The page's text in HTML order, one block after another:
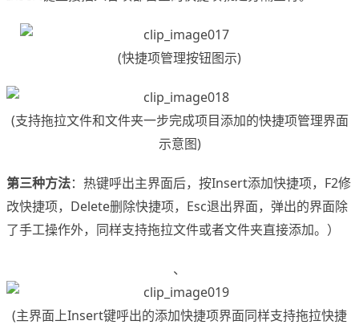
(快捷项管理按钮图示)
(支持拖拉文件和文件夹一步完成项目添加的快捷项管理界面
示意图)
第三种方法：热键呼出主界面后，按Insert添加快捷项，F2修
改快捷项，Delete删除快捷项，Esc退出界面，弹出的界面除
了手工操作外，同样支持拖拉文件或者文件夹直接添加。）
、
(主界面上Insert键呼出的添加快捷项界面同样支持拖拉快捷